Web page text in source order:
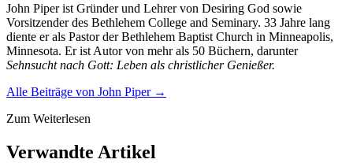
John Piper ist Gründer und Lehrer von Desiring God sowie
Vorsitzender des Bethlehem College and Seminary. 33 Jahre lang
diente er als Pastor der Bethlehem Baptist Church in Minneapolis,
Minnesota. Er ist Autor von mehr als 50 Büchern, darunter
Sehnsucht nach Gott: Leben als christlicher Genießer.
Alle Beiträge von John Piper→
Zum Weiterlesen
Verwandte Artikel